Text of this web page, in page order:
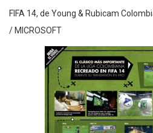
FIFA 14, de Young & Rubicam
/ MICROSOFT